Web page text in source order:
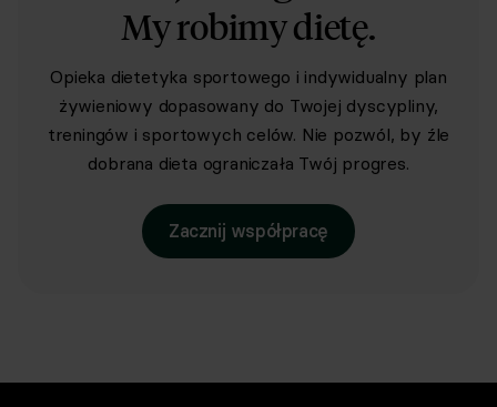
My robimy dietę.
Opieka dietetyka sportowego i indywidualny plan
żywieniowy dopasowany do Twojej dyscypliny,
treningów i sportowych celów. Nie pozwól, by źle
dobrana dieta ograniczała Twój progres.
Zacznij współpracę